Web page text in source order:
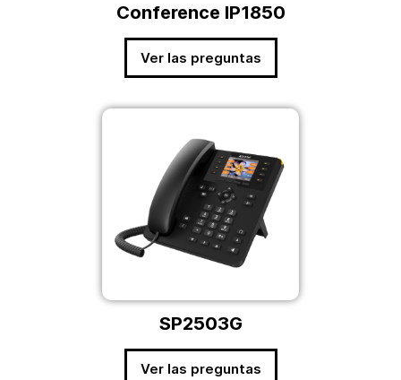
Conference IP1850
Ver las preguntas
SP2503G
Ver las preguntas